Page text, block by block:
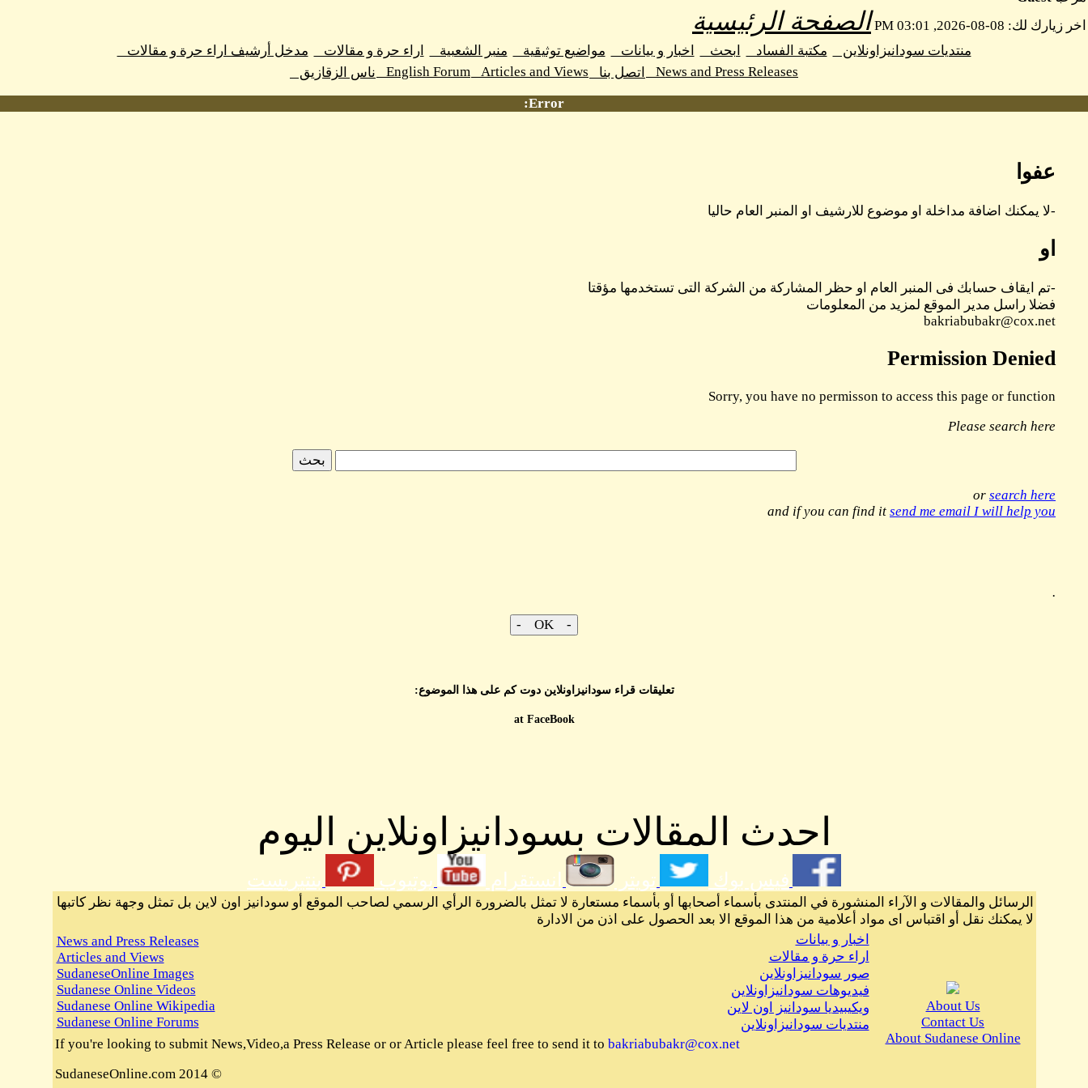
اخر زيارك لك: 08-08-2026, 03:01 PM
الصفحة الرئيسية
منتديات سودانيزاونلاين مكتبة الفساد ابحث اخبار و بيانات مواضيع توثيقية منبر الشعبية اراء حرة و مقالات
مدخل أرشيف اراء حرة و مقالات
News and Press Releases
اتصل بنا Articles and Views
English Forum ناس الزقازيق
Error:
عفوا
-لا يمكنك اضافة مداخلة او موضوع للارشيف او المنبر العام حاليا
او
-تم ايقاف حسابك فى المنبر العام او حظر المشاركة من الشركة التى تستخدمها مؤقتا
فضلا راسل مدير الموقع لمزيد من المعلومات
bakriabubakr@cox.net
Permission Denied
Sorry, you have no permisson to access this page or function
Please search here
or search here
and if you can find it send me email I will help you
.
تعليقات قراء سودانيزاونلاين دوت كم على هذا الموضوع:
at FaceBook
احدث المقالات بسودانيزاونلاين اليوم
فيس بوك تويتر انستقرام يوتيوب بنتيريست
الرسائل والمقالات و الآراء المنشورة في المنتدى بأسماء أصحابها أو بأسماء مستعارة لا تمثل بالضرورة الرأي الرسمي لصاحب الموقع أو سودانيز اون لاين بل تمثل وجهة نظر كاتبها
لا يمكنك نقل أو اقتباس اى مواد أعلامية من هذا الموقع الا بعد الحصول على اذن من الادارة
About Us
Contact Us
About Sudanese Online
اخبار و بيانات
اراء حرة و مقالات
صور سودانيزاونلاين
فيديوهات سودانيزاونلاين
ويكيبيديا سودانيز اون لاين
منتديات سودانيزاونلاين
News and Press Releases
Articles and Views
SudaneseOnline Images
Sudanese Online Videos
Sudanese Online Wikipedia
Sudanese Online Forums
If you're looking to submit News,Video,a Press Release or or Article please feel free to send it to bakriabubakr@cox.net
© 2014 SudaneseOnline.com